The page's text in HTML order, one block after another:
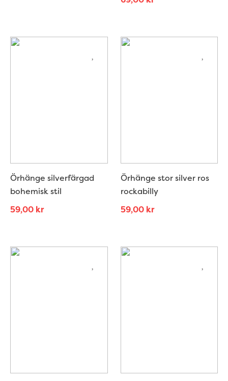
Örhänge silverfärgad
bohemisk stil
59,00 kr
Örhänge stor silver ros
rockabilly
59,00 kr